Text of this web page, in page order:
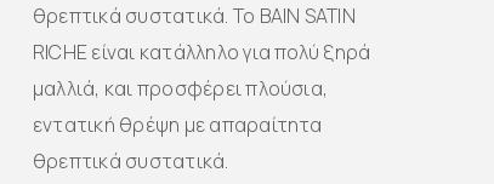
θρεπτικά συστατικά. Το BAIN SATIN
RICHE είναι κατάλληλο για πολύ ξηρά
μαλλιά, και προσφέρει πλούσια,
εντατική θρέψη με απαραίτητα
θρεπτικά συστατικά.